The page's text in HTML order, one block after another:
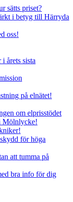
sätts priset?
i betyg till Härryda
oss!
årets sista
på elnätet!
om elprisstödet
Mölnlycke!
för höga
att tumma på
bra info för dig